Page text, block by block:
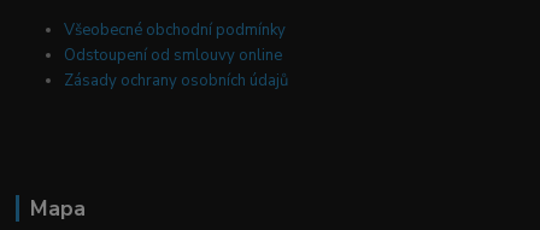
Všeobecné obchodní podmínky
Odstoupení od smlouvy online
Zásady ochrany osobních údajů
Mapa